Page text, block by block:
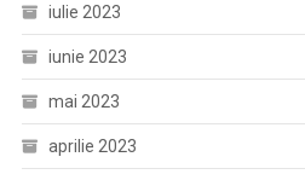
iulie 2023
iunie 2023
mai 2023
aprilie 2023